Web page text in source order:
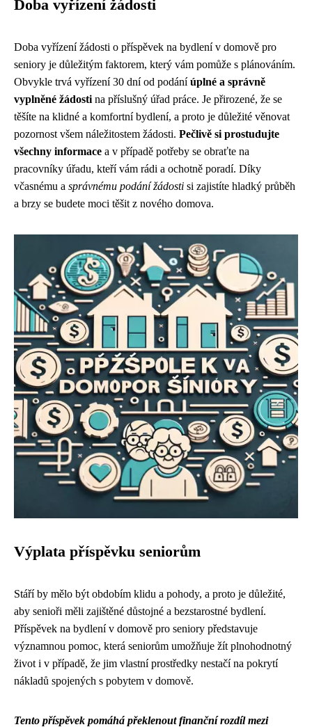
Doba vyřízení žádosti
Doba vyřízení žádosti o příspěvek na bydlení v domově pro
seniory je důležitým faktorem, který vám pomůže s plánováním.
Obvykle trvá vyřízení 30 dní od podáníúplné a správně
vyplněné žádosti na příslušný úřad práce. Je přirozené, že se
těšíte na klidné a komfortní bydlení, a proto je důležité věnovat
pozornost všem náležitostem žádosti. Pečlivě si prostudujte
všechny informace a v případě potřeby se obraťte na
pracovníky úřadu, kteří vám rádi a ochotně poradí. Díky
včasnému a správnému podání žádosti si zajistíte hladký průběh
a brzy se budete moci těšit z nového domova.
Výplata příspěvku seniorům
Stáří by mělo být obdobím klidu a pohody, a proto je důležité,
aby senioři měli zajištěné důstojné a bezstarostné bydlení.
Příspěvek na bydlení v domově pro seniory představuje
významnou pomoc, která seniorům umožňuje žít plnohodnotný
život i v případě, že jim vlastní prostředky nestačí na pokrytí
nákladů spojených s pobytem v domově.
Tento příspěvek pomáhá překlenout finanční rozdíl mezi